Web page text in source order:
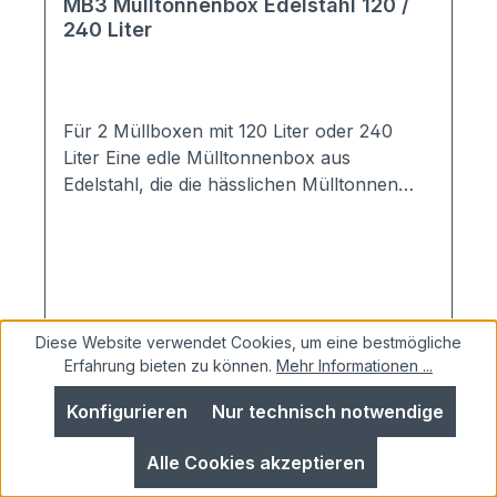
MB3 Mülltonnenbox Edelstahl 120 /
240 Liter
Für 2 Müllboxen mit 120 Liter oder 240
Liter Eine edle Mülltonnenbox aus
Edelstahl, die die hässlichen Mülltonnen
....Material: komplett aus hochwertigem V2A
Edelstahlmit Rundrohrpfostenin
Deutschland gefertigt Maße:120 Liter:2er
Haus: 165x118x86 cm (BHT)
Ausstattung:Serienmäßig mit Flachdach und
Knebelgriffoptional wählbar: Pflanzdach mit
Regulärer Preis:
Ab 2.099,00 €
Details
Diese Website verwendet Cookies, um eine bestmögliche
Erfahrung bieten zu können. Mehr Informationen ...
Nur technisch notwendige
Konfigurieren
Alle Cookies akzeptieren